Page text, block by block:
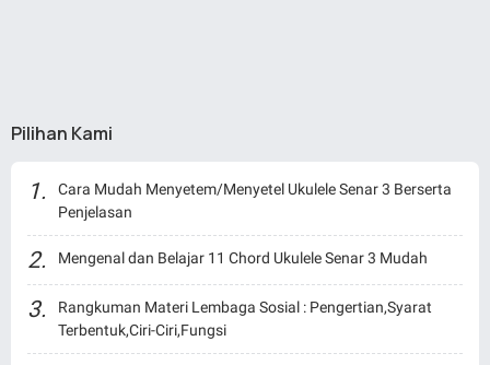
Pilihan Kami
Cara Mudah Menyetem/Menyetel Ukulele Senar 3 Berserta
Penjelasan
Mengenal dan Belajar 11 Chord Ukulele Senar 3 Mudah
Rangkuman Materi Lembaga Sosial : Pengertian,Syarat
Terbentuk,Ciri-Ciri,Fungsi